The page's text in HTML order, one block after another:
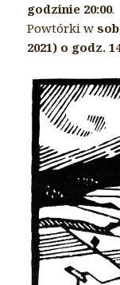
godzinie 20:00.
Powtórki w
2021) o godz.